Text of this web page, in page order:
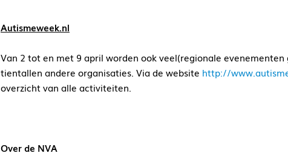
Autismeweek.nl
Van 2 tot en met 9 april worden ook veel(regionale
tientallen andere organisaties. Via de website http://
overzicht van alle activiteiten.
Over de NVA